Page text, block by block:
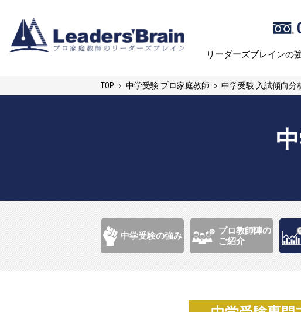
リーダーズブレインの
リーダーズブレインの
TOP 中学受験 プロ家庭教師 中学受験 入試傾向分
中学受験の強み
プロ教師陣の
ご紹介